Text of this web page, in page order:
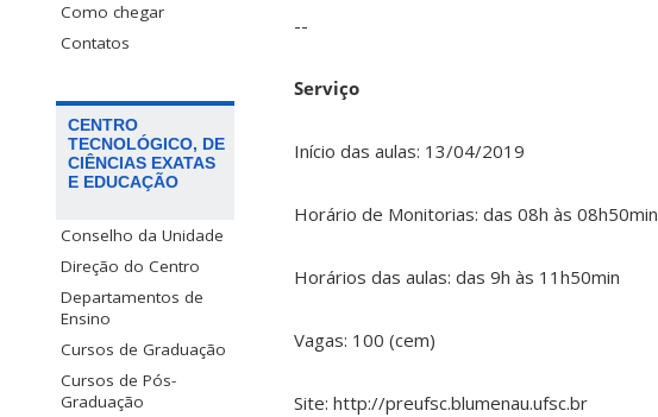
Como chegar
Contatos
CENTRO
TECNOLÓGICO, DE
CIÊNCIAS EXATAS
E EDUCAÇÃO
Conselho da Unidade
Direção do Centro
Departamentos de
Ensino
Cursos de Graduação
Cursos de Pós-
Graduação
--
Serviço
Início das aulas: 13/04/2019
Horário de Monitorias: das 08h às 08h50min
Horários das aulas: das 9h às 11h50min
Vagas: 100 (cem)
Site: http://preufsc.blumenau.ufsc.br